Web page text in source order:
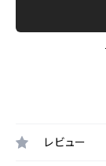
レビュー